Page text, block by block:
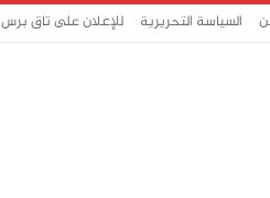
السياسة التحريرية للإعلان على تاق برس